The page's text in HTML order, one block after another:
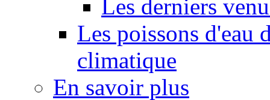
Les derniers
Les poissons d'eau
climatique
En savoir plus